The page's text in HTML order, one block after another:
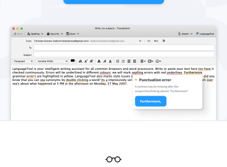
Safari
Opera
Apple Mail
Thunderbird
Word
Apple Pages
LibreOffice
macOS
Windows
Ler mais
Para Empresas
API de Revisão